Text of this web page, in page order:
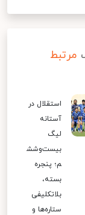
مرتبط
استقلال در
آستانه
لیگ
بیست‌وشش
م؛ پنجره
بسته،
بلاتکلیفی
ستاره‌ها و